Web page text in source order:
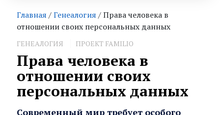
Главная /Генеалогия / Права человека в
отношении своих персональных данных
ГЕНЕАЛОГИЯ ПРОЕКТ FAMILIO
Права человека в
отношении своих
персональных данных
Современный мир требует особого